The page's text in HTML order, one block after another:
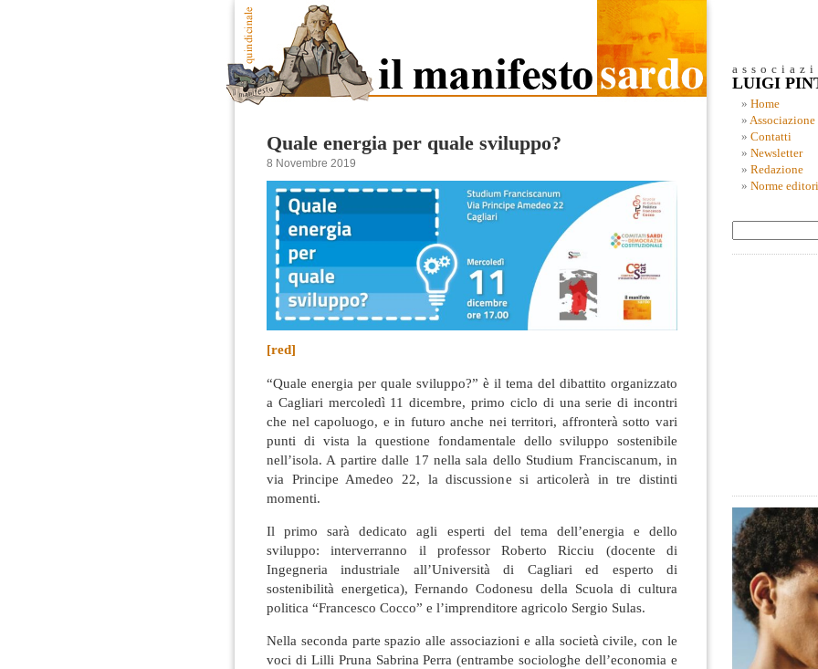
Quale energia per quale sviluppo?
8 Novembre 2019
[red]
“Quale energia per quale sviluppo?” è il tema del dibattito organizzato
a Cagliari mercoledì 11 dicembre, primo ciclo di una serie di incontri
che nel capoluogo, e in futuro anche nei territori, affronterà sotto vari
punti di vista la questione fondamentale dello sviluppo sostenibile
nell’isola. A partire dalle 17 nella sala dello Studium Franciscanum, in
via Principe Amedeo 22, la discussione si articolerà in tre distinti
momenti.
Il primo sarà dedicato agli esperti del tema dell’energia e dello
sviluppo: interverranno il professor Roberto Ricciu (docente di
Ingegneria industriale all’Università di Cagliari ed esperto di
sostenibilità energetica), Fernando Codonesu della Scuola di cultura
politica “Francesco Cocco” e l’imprenditore agricolo Sergio Sulas.
Nella seconda parte spazio alle associazioni e alla società civile, con le
voci di Lilli Pruna Sabrina Perra (entrambe sociologhe dell’economia e
LUIGI
Home
Associazione
Contatti
Newsletter
Redazione
Norme